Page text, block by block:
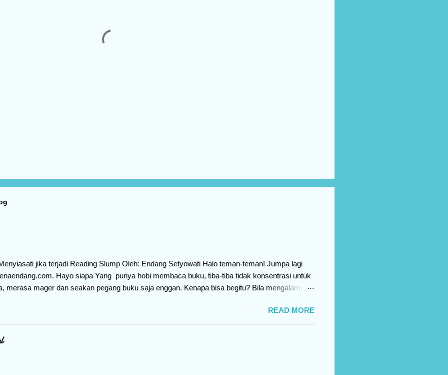
jika terjadi Reading Slump Oleh: Endang Setyowati Halo teman-teman! Jumpa lagi
Hayo siapa Yang punya hobi membaca buku, tiba-tiba tidak konsentrasi untuk
merasa mager dan seakan pegang buku saja enggan. Kenapa bisa begitu? Bila mengalami
Slump adalah kondisi seseorang kehilangan motivasi untuk melakukan hal yang disukai,
buku. Jangan khawatir ya teman-teman, bila mengalami reading slump selalu ada cara
masalah. Ikuti artikel ini sampai akhir karena akan berbagi bagaimana
READ MORE